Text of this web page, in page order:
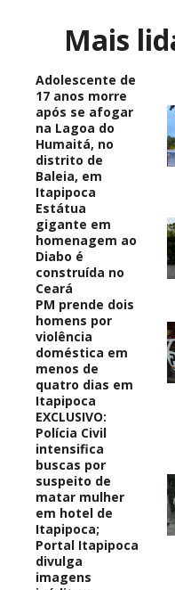
Mais
Adolescente de
17 anos morre
após se afogar
na Lagoa do
Humaitá, no
distrito de
Baleia, em
Itapipoca
Estátua
gigante em
homenagem ao
Diabo é
construída no
Ceará
PM prende dois
homens por
violência
doméstica em
menos de
quatro dias em
Itapipoca
EXCLUSIVO:
Polícia Civil
intensifica
buscas por
suspeito de
matar mulher
em hotel de
Itapipoca;
Portal Itapipoca
divulga
imagens